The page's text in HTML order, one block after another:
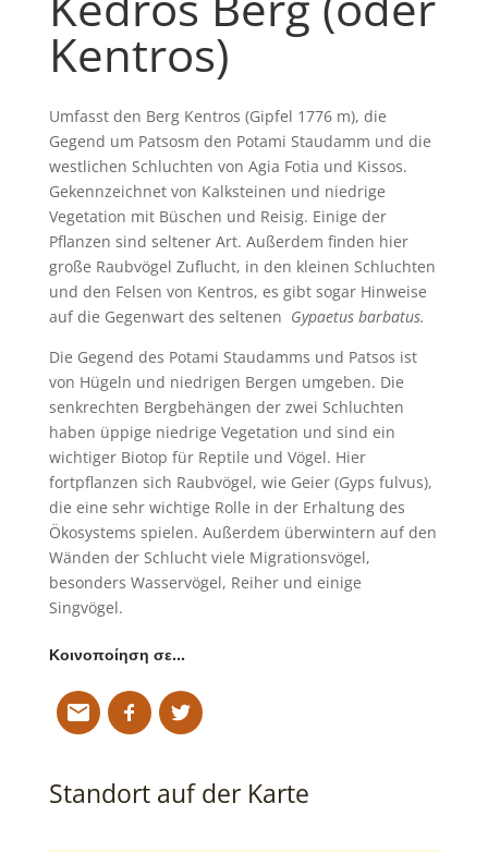
Kentros)
Umfasst den Berg Kentros (Gipfel 1776 m), die
Gegend um Patsosm den Potami Staudamm und die
westlichen Schluchten von Agia Fotia und Kissos.
Gekennzeichnet von Kalksteinen und niedrige
Vegetation mit Büschen und Reisig. Einige der
Pflanzen sind seltener Art. Außerdem finden hier
große Raubvögel Zuflucht, in den kleinen Schluchten
und den Felsen von Kentros, es gibt sogar Hinweise
auf die Gegenwart des seltenen Gypaetus barbatus.
Die Gegend des Potami Staudamms und Patsos ist
von Hügeln und niedrigen Bergen umgeben. Die
senkrechten Bergbehängen der zwei Schluchten
haben üppige niedrige Vegetation und sind ein
wichtiger Biotop für Reptile und Vögel. Hier
fortpflanzen sich Raubvögel, wie Geier (Gyps fulvus),
die eine sehr wichtige Rolle in der Erhaltung des
Ökosystems spielen. Außerdem überwintern auf den
Wänden der Schlucht viele Migrationsvögel,
besonders Wasservögel, Reiher und einige
Singvögel.
Κοινοποίηση σε…
Standort auf der Karte